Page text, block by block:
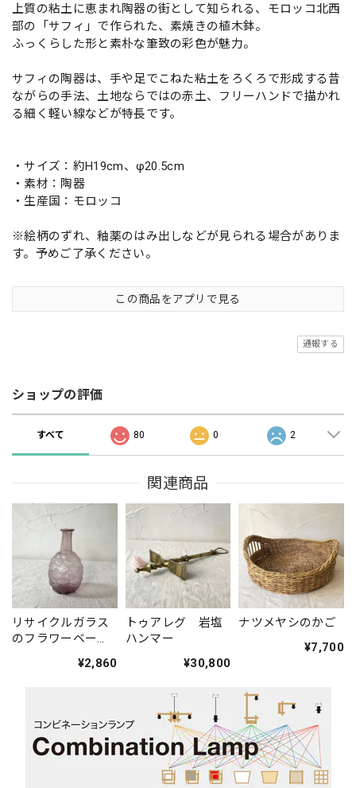
上質の粘土に恵まれ陶器の街として知られる、モロッコ北西
部の「サフィ」で作られた、素焼きの植木鉢。
ふっくらした形と素朴な筆致の彩色が魅力。
サフィの陶器は、手や足でこねた粘土をろくろで形成する昔
ながらの手法、土地ならではの赤土、フリーハンドで描かれ
る細く軽い線などが特長です。
・サイズ：約H19cm、φ20.5cm
・素材：陶器
・生産国：モロッコ
※絵柄のずれ、釉薬のはみ出しなどが見られる場合がありま
す。予めご了承ください。
この商品をアプリで見る
通報する
ショップの評価
すべて 80 0 2
関連商品
リサイクルガラス
のフラワーベー
¥2,860
トゥアレグ 岩塩
ハンマー
¥30,800
ナツメヤシのかご
¥7,700